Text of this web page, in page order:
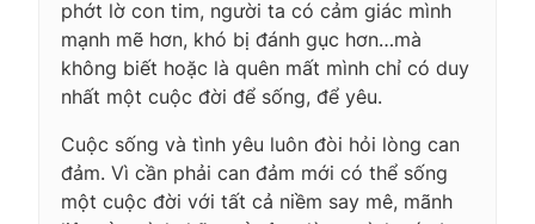
phớt lờ con tim, người ta có cảm giác mình
mạnh mẽ hơn, khó bị đánh gục hơn…mà
không biết hoặc là quên mất mình chỉ có duy
nhất một cuộc đời để sống, để yêu.
Cuộc sống và tình yêu luôn đòi hỏi lòng can
đảm. Vì cần phải can đảm mới có thể sống
một cuộc đời với tất cả niềm say mê, mãnh